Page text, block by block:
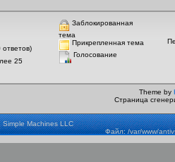
25
Заблокированная
тема
Прикрепленная тема
Голосование
Theme by
Страница
Machines LLC
Файл: /var/www/